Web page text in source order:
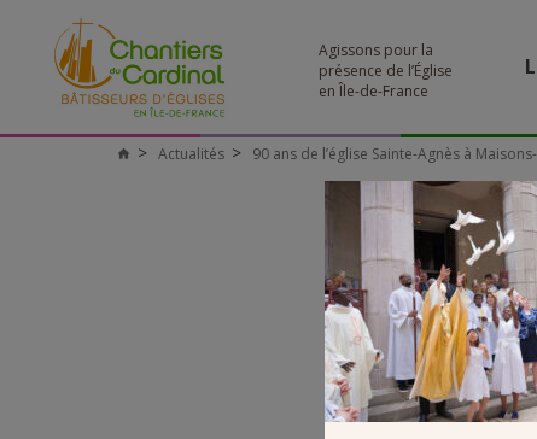
Agissons pour la
présence de l’Église
en Île-de-France
Chantiers
Actualités 90 ans de l’église Sainte-Agnès à
2023
SORTIE